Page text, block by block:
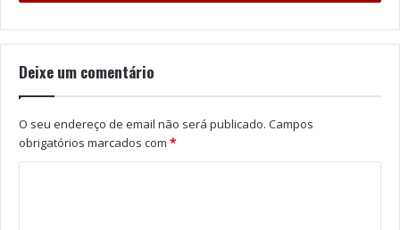
Reconhecido pela Sociedade Ponto Verde com a
Sustentabilidade. O recinto tem cerca de 250 mil m
julho, e das 10h30 às 23h00 no domingo, dia 13 de
julho.
Deixe um comentário
O seu endereço de email não será publicado. Campos
obrigatórios marcados com *